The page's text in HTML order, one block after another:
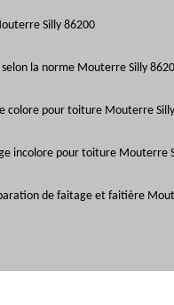
Silly 86200
la norme Mouterre Silly
colore pour toiture Mouterre
incolore pour toiture Mouterre
de faitage et faitière